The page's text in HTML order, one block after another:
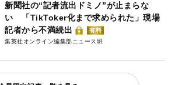
新聞社の“記者流出ドミノ”が止まらな
い 「TikToker化まで求められた」現場
記者から不満続出
有料
集英社オンライン編集部ニュース班